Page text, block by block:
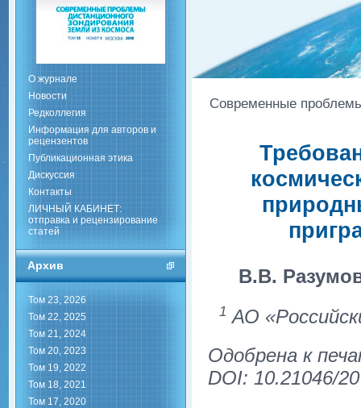
О журнале
Новости
Редколлегия
Информация для авторов и
рецензентов
Публикационная этика
Дискуссия
Контакты
ЛИЧНЫЙ КАБИНЕТ:
отправка и рецензирование
статей
Архив
Том 23, 2026
Том 22, 2025
Том 21, 2024
Том 20, 2023
Том 19, 2022
Том 18, 2021
Том 17, 2020
Современные
В.В.
1 АО
Одобрена к
DOI: 10.21046/